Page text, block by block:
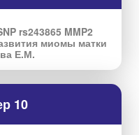
rs243865 MMP2
миомы матки
Е.М.
10